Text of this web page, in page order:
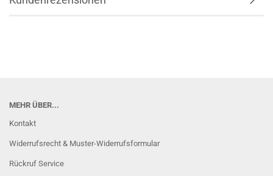
MEHR ÜBER...
Kontakt
Widerrufsrecht & Muster-Widerrufsformular
Rückruf Service